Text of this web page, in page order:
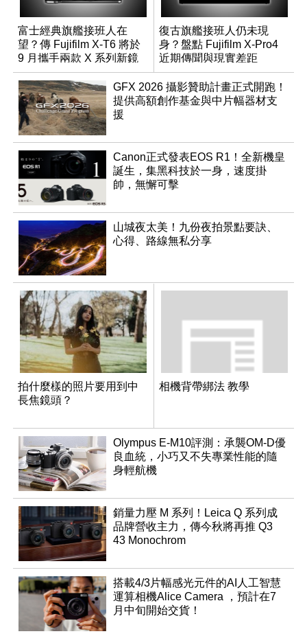
富士經典旗艦接班人在
望？傳 Fujifilm X-T6 將於
9 月攜手兩款 X 系列新鏡
頭登場
復古旗艦接班人仍未現
身？盤點 Fujifilm X-Pro4
近期傳聞與現實差距
GFX 2026 攝影贊助計畫正式開跑！
提供高額創作基金與中片幅器材支
援
Canon正式發表EOS R1！全新機皇
誕生，集黑科技於一身，速度掛
帥，無懈可擊
山城夜太美！九份夜拍景點要訣、
心得、路線無私分享
拍什麼樣的照片要用到中
長焦鏡頭？
相機背帶綁法 教學
Olympus E-M10評測：承襲OM-D優
良血統，小巧又不失專業性能的隨
身輕航機
銷量力壓 M 系列！Leica Q 系列成
品牌營收主力，傳今秋將再推 Q3
43 Monochrom
搭載4/3片幅感光元件的AI人工智慧
運算相機Alice Camera ，預計在7
月中旬開始交貨！